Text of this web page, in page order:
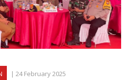
| 24 February 2025